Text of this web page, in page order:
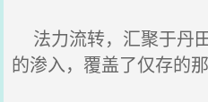
法力流转，汇聚于丹
的渗入，覆盖了仅存的那